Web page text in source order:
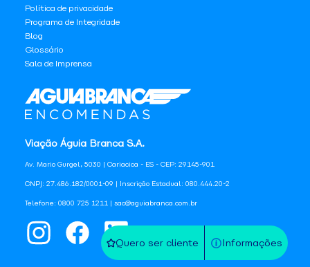
Quero ser cliente Informações
Viação Águia Branca S.A.
Av. Mario Gurgel, 5030 | Cariacica - ES - CEP: 29145-901
CNPJ: 27.486.182/0001-09 | Inscrição Estadual: 080.444.20-2
Telefone: 0800 725 1211 | sac@aguiabranca.com.br
Política de privacidade
Programa de Integridade
Blog
Glossário
Sala de Imprensa